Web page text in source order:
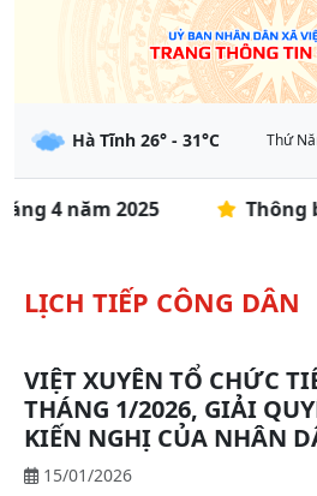
Hà Tĩnh 26° - 31°C Thứ
4 năm 2025 Thông
LỊCH TIẾP CÔNG DÂN
VIỆT XUYÊN TỔ CHỨC
THÁNG 1/2026, GIẢI
KIẾN NGHỊ CỦA NHÂN
15/01/2026